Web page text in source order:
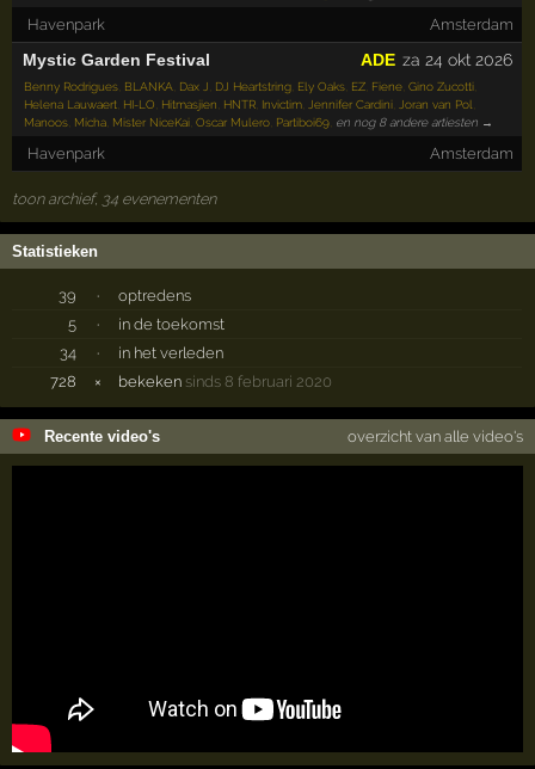
Havenpark Amsterdam
Mystic Garden Festival za 24 okt 2026
ADE
Benny Rodrigues BLANKA Dax J DJ Heartstring Ely Oaks EZ Fiene ,Gino Zucotti
Helena Lauwaert HI-LO Hitmasjien HNTR Invictim Jennifer Cardini Joran van Pol
Manoos Micha Mister NiceKai ,Oscar Mulero Partiboi69 en nog 8 andere artiesten →
Havenpark Amsterdam
toon archief, 34 evenementen
Statistieken
39 ·
optredens
5
·
in de toekomst
34
·
in het verleden
728
× bekeken sinds 8 februari 2020
Recente video's overzicht van alle video's